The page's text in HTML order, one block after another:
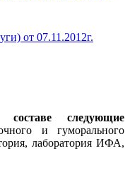
от 07.11.2012г.
следующие
и гуморального
лаборатория ИФА,